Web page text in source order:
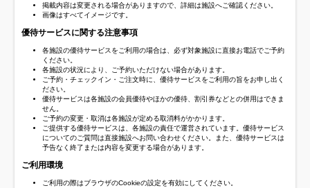
掲載内容は変更される場合がありますので、詳細は施設へご確認ください。
画像はすべてイメージです。
優待サービスに関する注意事項
各施設の優待サービスをご利用の場合は、必ず対象施設に直接お電話でご予約
ください。
各施設の状況により、ご予約いただけない場合があります。
ご予約・チェックイン・ご注文時に、優待サービスをご利用の旨をお申し出く
ださい。
優待サービスは各施設の会員優待やほかの優待、割引券などとの併用はできま
せん。
ご予約の変更・取消は各施設が定める取消料がかかります。
ご提供する優待サービスは、各施設の責任で運営されています。優待サービス
についてのご質問は直接施設へお問い合わせください。また、優待サービスは
予告なく終了または内容を変更する場合があります。
ご利用環境
ご利用の際はブラウザのCookieの設定を有効にしてください。